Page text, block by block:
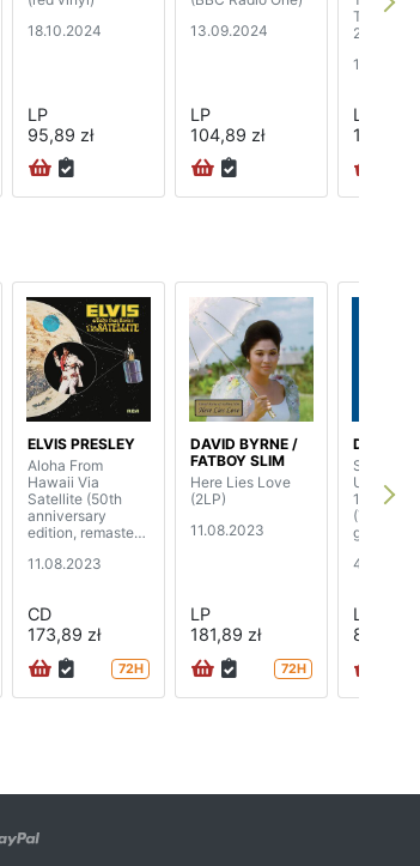
18.10.2024
LP
95,89 zł
13.09.2024
LP
104,89 zł
Theatre,
29th Dec
LP
107,89
ELVIS PRESLEY
Aloha From
Hawaii Via
Satellite (50th
anniversary
edition, remaster)
11.08.2023
CD
173,89 zł
72H
DAVID BYRNE /
FATBOY SLIM
Here Lies Love
(2LP)
11.08.2023
LP
181,89 zł
72H
Sounds
Universe
12"
grams,
LP
888,89